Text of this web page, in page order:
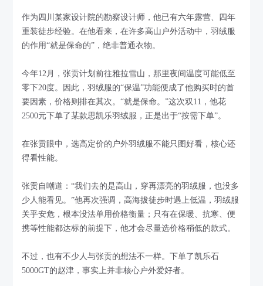
作为四川某家设计院的勘察设计师，他已有六年露营、四年
重装徒步经验。在他看来，在许多高山户外活动中，羽绒服
的作用“就是保命的”，绝非普通衣物。
今年12月，张贡计划前往雅拉雪山，那里夜间温度可能低至
零下20度。因此，羽绒服的“保温”功能便成了他购买时的首
要因素，价格则排在其次。“就是保命。”这次双11，他花
2500元下单了某款思凯乐羽绒服，正是出于“按需下单”。
在张贡眼中，选高定价的户外羽绒服不能只图好看，核心还
得看性能。
张贡自嘲道：“我们去的是高山，穿再漂亮的羽绒服，也没多
少人能看见。”他再次强调，高海拔徒步时遇上低温，羽绒服
关乎安危，根本没法单用价格衡量；只有在保暖、抗寒、便
携等性能都达标的前提下，他才会尽量选价格稍低的款式。
不过，也有不少人与张贡的想法不一样。下单了凯乐石
5000GT的赵津，事实上并非核心户外爱好者。